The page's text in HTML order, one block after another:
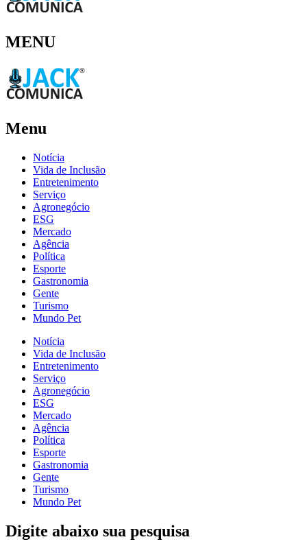
MENU
Menu
Notícia
Vida de Inclusão
Entretenimento
Serviço
Agronegócio
ESG
Mercado
Agência
Política
Esporte
Gastronomia
Gente
Turismo
Mundo Pet
Notícia
Vida de Inclusão
Entretenimento
Serviço
Agronegócio
ESG
Mercado
Agência
Política
Esporte
Gastronomia
Gente
Turismo
Mundo Pet
Digite abaixo sua pesquisa